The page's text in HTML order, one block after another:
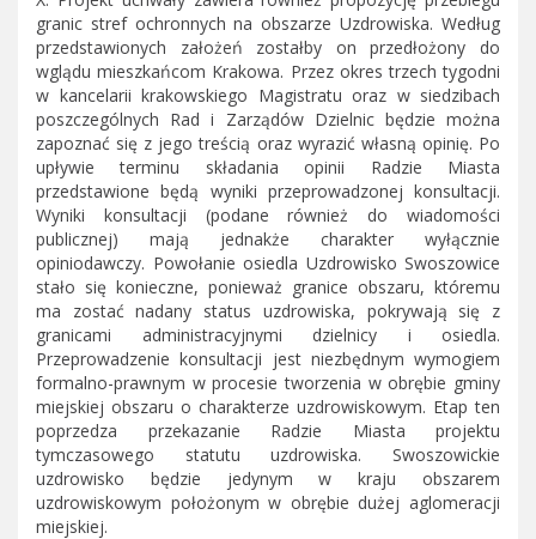
granic stref ochronnych na obszarze Uzdrowiska. Według
przedstawionych założeń zostałby on przedłożony do
wglądu mieszkańcom Krakowa. Przez okres trzech tygodni
w kancelarii krakowskiego Magistratu oraz w siedzibach
poszczególnych Rad i Zarządów Dzielnic będzie można
zapoznać się z jego treścią oraz wyrazić własną opinię. Po
upływie terminu składania opinii Radzie Miasta
przedstawione będą wyniki przeprowadzonej konsultacji.
Wyniki konsultacji (podane również do wiadomości
publicznej) mają jednakże charakter wyłącznie
opiniodawczy. Powołanie osiedla Uzdrowisko Swoszowice
stało się konieczne, ponieważ granice obszaru, któremu
ma zostać nadany status uzdrowiska, pokrywają się z
granicami administracyjnymi dzielnicy i osiedla.
Przeprowadzenie konsultacji jest niezbędnym wymogiem
formalno-prawnym w procesie tworzenia w obrębie gminy
miejskiej obszaru o charakterze uzdrowiskowym. Etap ten
poprzedza przekazanie Radzie Miasta projektu
tymczasowego statutu uzdrowiska. Swoszowickie
uzdrowisko będzie jedynym w kraju obszarem
uzdrowiskowym położonym w obrębie dużej aglomeracji
miejskiej.